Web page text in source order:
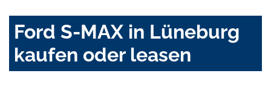
Ford S-MAX in Lüneburg
kaufen oder leasen